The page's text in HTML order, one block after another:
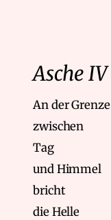
Asche IV
An der Grenze
zwischen
Tag
und Himmel
bricht
die Helle